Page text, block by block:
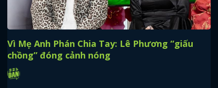
Vì Mẹ Anh Phán Chia Tay: Lê Phương “giấu
chồng” đóng cảnh nóng